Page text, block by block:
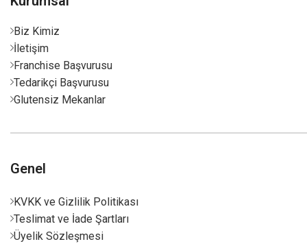
Biz Kimiz
İletişim
Franchise Başvurusu
Tedarikçi Başvurusu
Glutensiz Mekanlar
Genel
KVKK ve Gizlilik Politikası
Teslimat ve İade Şartları
Üyelik Sözleşmesi